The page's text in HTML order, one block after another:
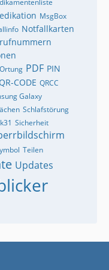
MsgBox
Notfallkarten
Ortung PDF PIN
QR-CODE QRCC
Galaxy
Schlafstörung
Sicherheit
Teilen
Updates